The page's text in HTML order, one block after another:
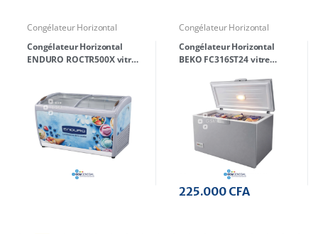
Congélateur Horizontal
Congélateur Horizontal
BEKO FC316ST24 vitre
Congélateur Horizontal
Congélateur Horizontal
BEKO HSM46781S 600
320.000 CFA